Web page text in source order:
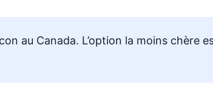
au Canada. L’option la moins chère